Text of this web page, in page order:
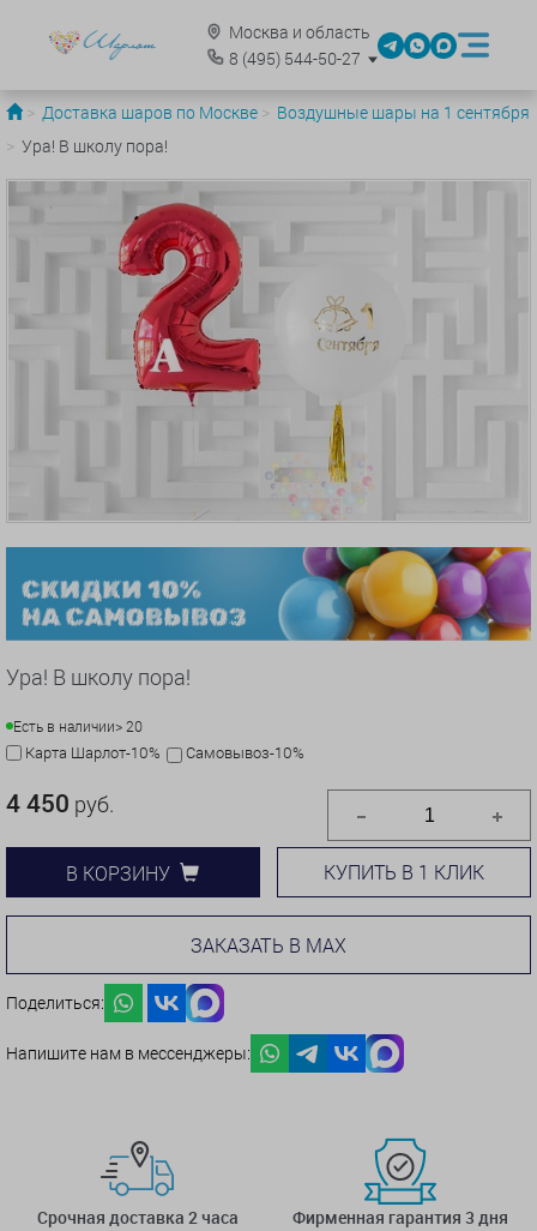
Москва и область
8 (495)544-50-27
Доставка шаров по Москве
Воздушные шары на 1 сентября
Ура! В школу пора!
Ура! В школу пора!
Есть в наличии> 20
Карта Шарлот-10% Самовывоз-10%
4 450 руб.
В КОРЗИНУ КУПИТЬ В 1 КЛИК
ЗАКАЗАТЬ В MAX
Поделиться:
Напишите нам в мессенджеры:
Срочная доставка 2 часа
Фирменная гарантия 3 дня